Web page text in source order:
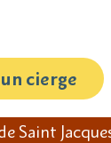
un cierge
Saint